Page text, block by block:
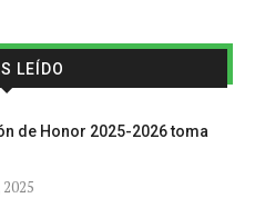
LEÍDO
de Honor 2025-2026 toma